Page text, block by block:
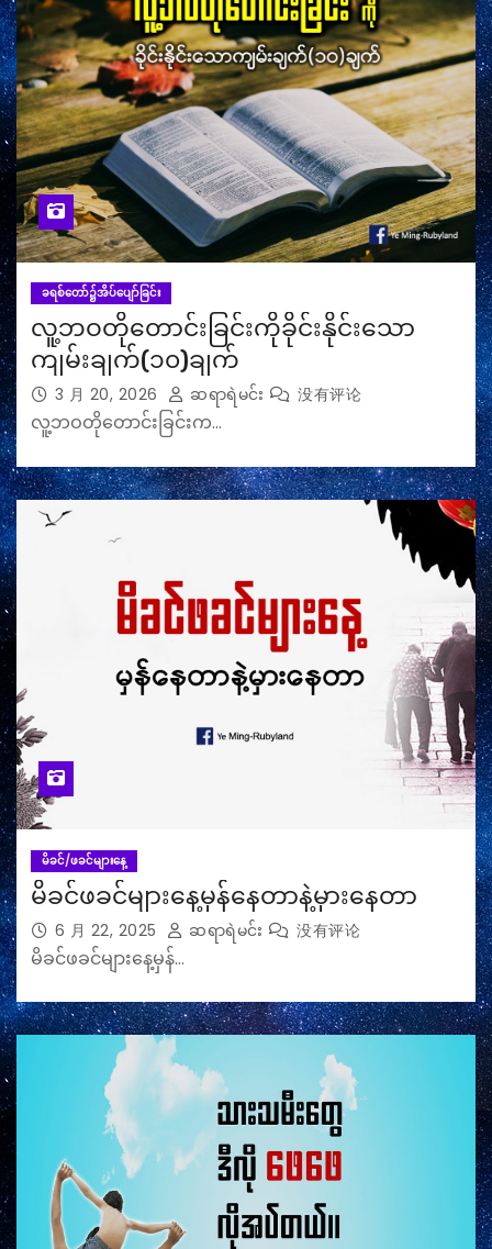
ခရစ်တော်၌အိပ်ပျော်ခြင်း
လူ့ဘဝတိုတောင်းခြင်းကိုခိုင်းနိုင်းသော
ကျမ်းချက်(၁၀)ချက်
3 月 20, 2026 ဆရာရဲမင်း 没有评论
လူ့ဘဝတိုတောင်းခြင်းက…
မိခင်/ဖခင်များနေ့
မိခင်ဖခင်များနေ့မှန်နေတာနဲ့မှားနေတာ
6 月 22, 2025 ဆရာရဲမင်း 没有评论
မိခင်ဖခင်များနေ့မှန်…